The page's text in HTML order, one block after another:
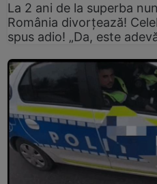
La 2 ani de la superba
România divorțează!
spus adio! „Da, este